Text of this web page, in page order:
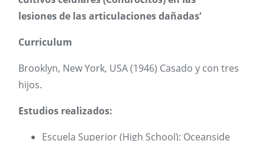
lesiones de las articulaciones dañadas’
Curriculum
Brooklyn, New York, USA (1946) Casado y con tres
hijos.
Estudios realizados:
Escuela Superior (High School): Oceanside